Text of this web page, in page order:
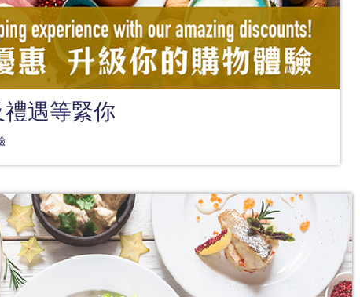
遇等緊你